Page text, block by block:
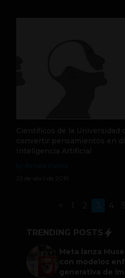
Científicos de la Universidad
convertir pensamientos en
Inteligencia Artificial
25 de abril de 2019
1 3 4 5
TRENDING POSTS
Meta lanza
con modelos
generativa de